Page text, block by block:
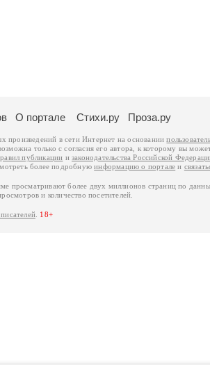
О портале Стихи.ру Проза.ру
произведений в сети Интернет на основании
только с согласия его автора, к которому вы
публикации изаконодательства Российской
более подробнуюинформацию о портале и
просматривают более двух миллионов страниц по
и количество посетителей.
18+